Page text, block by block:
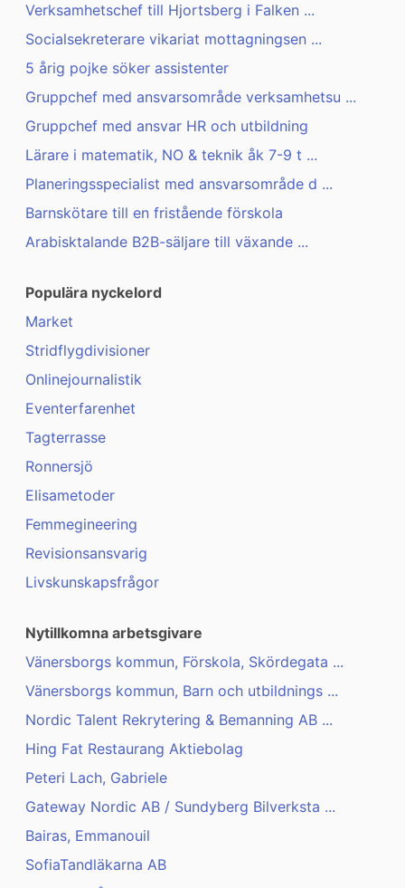
Verksamhetschef till Hjortsberg i Falken ...
Socialsekreterare vikariat mottagningsen ...
5 årig pojke söker assistenter
Gruppchef med ansvarsområde verksamhetsu ...
Gruppchef med ansvar HR och utbildning
Lärare i matematik, NO & teknik åk 7-9 t ...
Planeringsspecialist med ansvarsområde d ...
Barnskötare till en fristående förskola
Arabisktalande B2B-säljare till växande ...
Populära nyckelord
Market
Stridflygdivisioner
Onlinejournalistik
Eventerfarenhet
Tagterrasse
Ronnersjö
Elisametoder
Femmegineering
Revisionsansvarig
Livskunskapsfrågor
Nytillkomna arbetsgivare
Vänersborgs kommun, Förskola, Skördegata ...
Vänersborgs kommun, Barn och utbildnings ...
Nordic Talent Rekrytering & Bemanning AB ...
Hing Fat Restaurang Aktiebolag
Peteri Lach, Gabriele
Gateway Nordic AB / Sundyberg Bilverksta ...
Bairas, Emmanouil
SofiaTandläkarna AB